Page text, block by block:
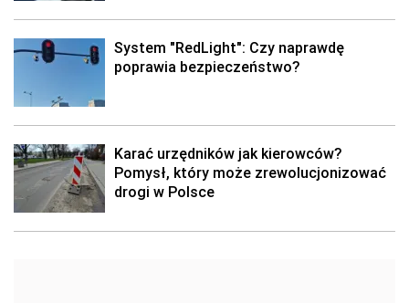
System "RedLight": Czy naprawdę
poprawia bezpieczeństwo?
Karać urzędników jak kierowców?
Pomysł, który może zrewolucjonizować
drogi w Polsce